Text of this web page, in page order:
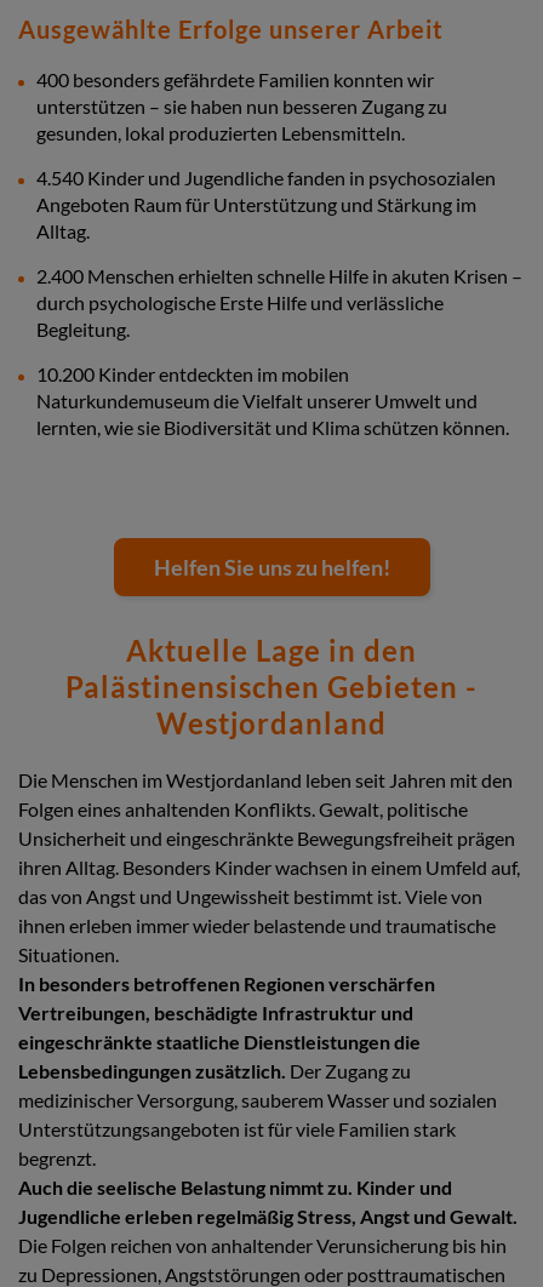
Ausgewählte Erfolge unserer Arbeit
400 besonders gefährdete Familien konnten wir
unterstützen – sie haben nun besseren Zugang zu
gesunden, lokal produzierten Lebensmitteln.
4.540 Kinder und Jugendliche fanden in psychosozialen
Angeboten Raum für Unterstützung und Stärkung im
Alltag.
2.400 Menschen erhielten schnelle Hilfe in akuten Krisen –
durch psychologische Erste Hilfe und verlässliche
Begleitung.
10.200 Kinder entdeckten im mobilen
Naturkundemuseum die Vielfalt unserer Umwelt und
lernten, wie sie Biodiversität und Klima schützen können.
Helfen Sie uns zu helfen!
Aktuelle Lage in den
Palästinensischen Gebieten -
Westjordanland
Die Menschen im Westjordanland leben seit Jahren mit den
Folgen eines anhaltenden Konflikts. Gewalt, politische
Unsicherheit und eingeschränkte Bewegungsfreiheit prägen
ihren Alltag. Besonders Kinder wachsen in einem Umfeld auf,
das von Angst und Ungewissheit bestimmt ist. Viele von
ihnen erleben immer wieder belastende und traumatische
Situationen.
In besonders betroffenen Regionen verschärfen
Vertreibungen, beschädigte Infrastruktur und
eingeschränkte staatliche Dienstleistungen die
Lebensbedingungen zusätzlich. Der Zugang zu
medizinischer Versorgung, sauberem Wasser und sozialen
Unterstützungsangeboten ist für viele Familien stark
begrenzt.
Auch die seelische Belastung nimmt zu. Kinder und
Jugendliche erleben regelmäßig Stress, Angst und Gewalt.
Die Folgen reichen von anhaltender Verunsicherung bis hin
zu Depressionen, Angststörungen oder posttraumatischen